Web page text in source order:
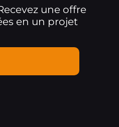
une offre
en un projet